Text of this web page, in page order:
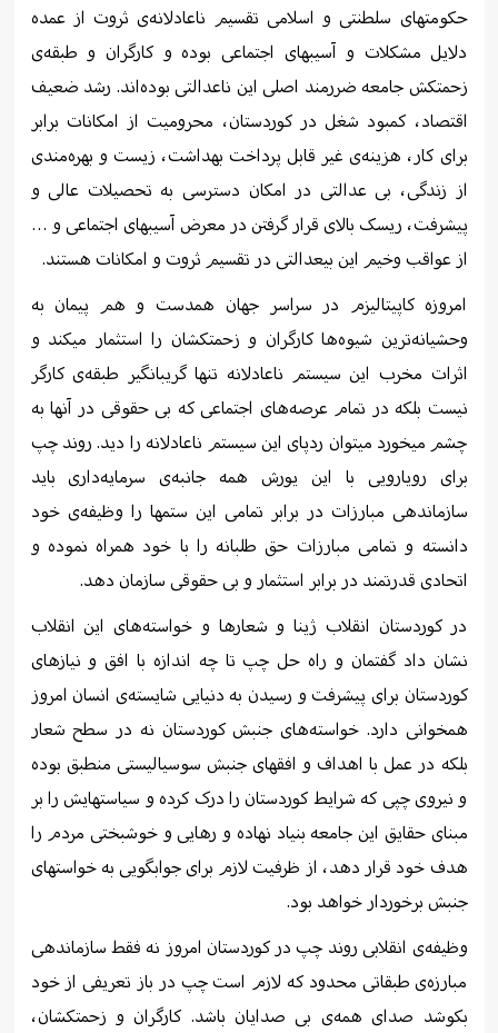
حکومتهای سلطنتی و اسلامی تقسیم ناعادلانەی ثروت از عمدە
دلایل مشکلات و آسیبهای اجتماعی بودە و کارگران و طبقەی
زحمتکش جامعە ضررمند اصلی این ناعدالتی بودەاند. رشد ضعیف
اقتصاد، کمبود شغل در کوردستان، محرومیت از امکانات برابر
برای کار، هزینەی غیر قابل پرداخت بهداشت، زیست و بهرەمندی
از زندگی، بی عدالتی در امکان دسترسی بە تحصیلات عالی و
پیشرفت، ریسک بالای قرار گرفتن در معرض آسیبهای اجتماعی و …
از عواقب وخیم این بیعدالتی در تقسیم ثروت و امکانات هستند.
امروزە کاپیتالیزم در سراسر جهان همدست و هم پیمان بە
وحشیانەترین شیوەها کارگران و زحمتکشان را استثمار میکند و
اثرات مخرب این سیستم ناعادلانە تنها گریبانگیر طبقەی کارگر
نیست بلکە در تمام عرصەهای اجتماعی کە بی حقوقی در آنها بە
چشم میخورد میتوان ردپای این سیستم ناعادلانە را دید. روند چپ
برای رویارویی با این یورش همە جانبەی سرمایەداری باید
سازماندهی مبارزات در برابر تمامی این ستمها را وظیفەی خود
دانستە و تمامی مبارزات حق طلبانە را با خود همراە نمودە و
اتحادی قدرتمند در برابر استثمار و بی حقوقی سازمان دهد.
در کوردستان انقلاب ژینا و شعارها و خواستەهای این انقلاب
نشان داد گفتمان و راە حل چپ تا چە اندازە با افق و نیازهای
کوردستان برای پیشرفت و رسیدن بە دنیایی شایستەی انسان امروز
همخوانی دارد. خواستەهای جنبش کوردستان نە در سطح شعار
بلکە در عمل با اهداف و افقهای جنبش سوسیالیستی منطبق بودە
و نیروی چپی کە شرایط کوردستان را درک کردە و سیاستهایش را بر
مبنای حقایق این جامعە بنیاد نهادە و رهایی و خوشبختی مردم را
هدف خود قرار دهد، از ظرفیت لازم برای جوابگویی بە خواستهای
جنبش برخوردار خواهد بود.
وظیفەی انقلابی روند چپ در کوردستان امروز نە فقط سازماندهی
مبارزەی طبقاتی محدود که لازم است چپ در باز تعریفی از خود
بکوشد صدای همەی بی صدایان باشد. کارگران و زحمتکشان،